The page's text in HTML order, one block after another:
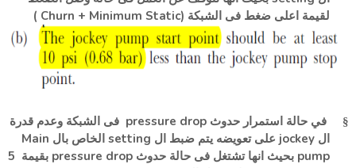
لقيمة اعلى ضغط فى الشبكة (
Churn + Minimum Static
)
§ في حالة استمرار حدوث pressure drop فى الشبكة وعدم قدرة
ال jockey على تعويضه يتم ضبط ال settingالخاص بال Main
pump بحيث انها تشتغل فى حالة حدوث pressure drop بقيمة 5